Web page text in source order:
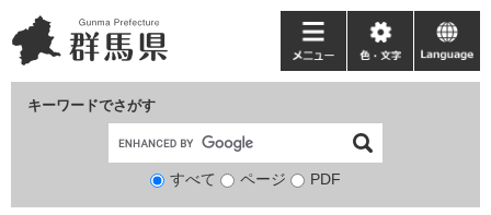
ー
ジ
ニ
ュ
て
キーワードでさがす
検
すべて ページ PDF
メ
ニ
ー
色・
文
language